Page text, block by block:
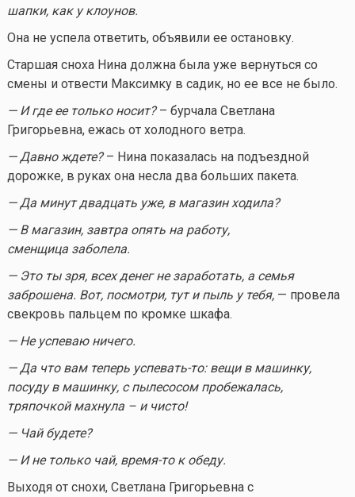
шапки, как у клоунов.
Она не успела ответить, объявили ее остановку.
Старшая сноха Нина должна была уже вернуться со
смены и отвести Максимку в садик, но ее все не было.
— И где ее только носит?– бурчала Светлана
Григорьевна, ежась от холодного ветра.
— Давно ждете?– Нина показалась на подъездной
дорожке, в руках она несла два больших пакета.
— Да минут двадцать уже, в магазин ходила?
— В магазин, завтра опять на работу,
сменщица заболела.
— Это ты зря, всех денег не заработать, а семья
заброшена. Вот, посмотри, тут и пыль у тебя,— провела
свекровь пальцем по кромке шкафа.
— Не успеваю ничего.
— Да что вам теперь успевать-то: вещи в машинку,
посуду в машинку, с пылесосом пробежалась,
тряпочкой махнула – и чисто!
— Чай будете?
— И не только чай, время-ток обеду.
Выходя от снохи, Светлана Григорьевна с